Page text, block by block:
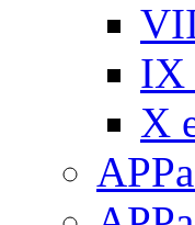
IX
X